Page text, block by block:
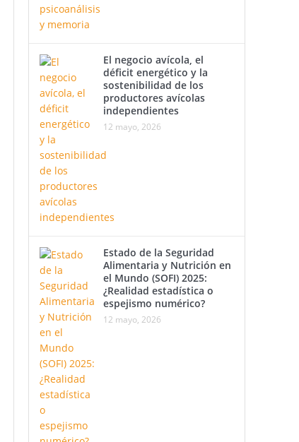
El negocio avícola, el
déficit energético y la
sostenibilidad de los
productores avícolas
independientes
12 mayo, 2026
Estado de la Seguridad
Alimentaria y Nutrición en
el Mundo (SOFI) 2025:
¿Realidad estadística o
espejismo numérico?
12 mayo, 2026